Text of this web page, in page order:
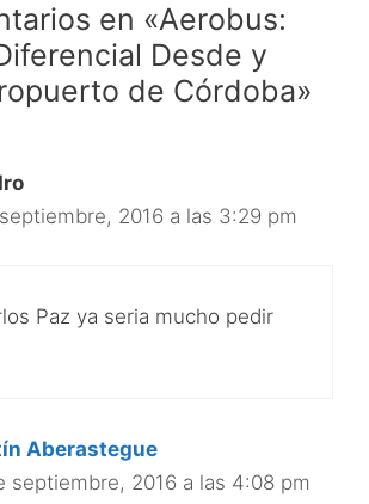
en «Aerobus:
Desde y
de Córdoba»
2016 a las 3:29 pm
Paz ya seria mucho pedir
Aberastegue
septiembre, 2016 a las 4:08 pm